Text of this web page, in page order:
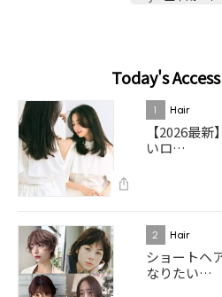
Today's
1 Hair
【2026最
いロ…
2 Hair
ショートヘ
なりたい…